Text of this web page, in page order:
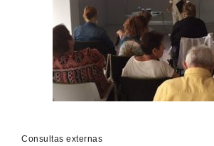
Consultas externas